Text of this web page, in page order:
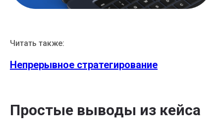
Читать также:
Непрерывное стратегирование
Простые выводы из кейса